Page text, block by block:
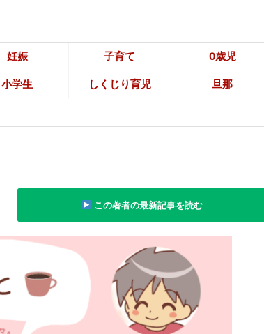
妊娠 子育て 0歳児
小学生 しくじり育児 旦那
この著者の最新記事を読む